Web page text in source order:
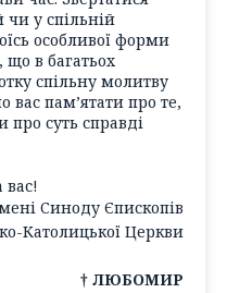
чи у спільній
особливої форми
в багатьох
спільну молитву
вас пам’ятати про те,
про суть справді
вас!
Синоду Єпископів
Католицької Церкви
† ЛЮБОМИР